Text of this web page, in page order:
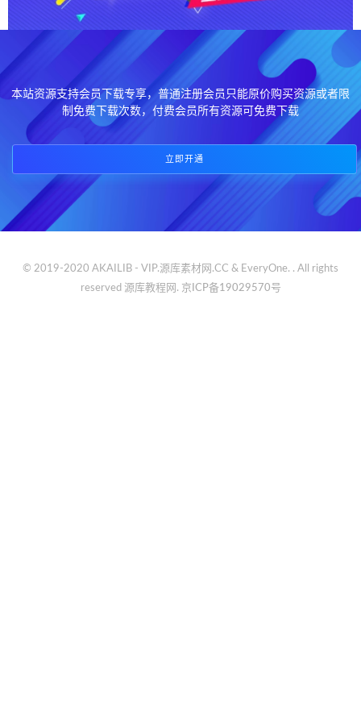
本站资源支持会员下载专享，普通注册会员只能原价购买资源或者限
制免费下载次数，付费会员所有资源可免费下载
立即开通
© 2019-2020 AKAILIB - VIP.源库素材网.CC & EveryOne. . All rights
reserved 源库教程网. 京ICP备19029570号